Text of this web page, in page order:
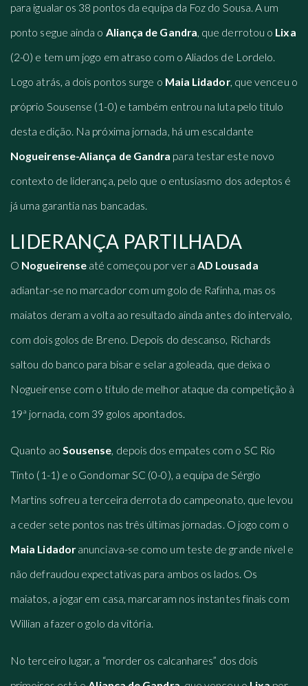
para igualar os 38 pontos da equipa da Foz do Sousa. A um
ponto segue ainda o Aliança de Gandra, que derrotou o Lixa
(2-0) e tem um jogo em atraso com o Aliados de Lordelo.
Logo atrás, a dois pontos surge o Maia Lidador, que venceu o
próprio Sousense (1-0) e também entrou na luta pelo título
desta edição. Na próxima jornada, há um escaldante
Nogueirense-Aliança de Gandra para testar este novo
contexto de liderança, pelo que o entusiasmo dos adeptos é
já uma garantia nas bancadas.
LIDERANÇA PARTILHADA
O Nogueirense até começou por ver a AD Lousada
adiantar-se no marcador com um golo de Rafinha, mas os
maiatos deram a volta ao resultado ainda antes do intervalo,
com dois golos de Breno. Depois do descanso, Richards
saltou do banco para bisar e selar a goleada, que deixa o
Nogueirense com o título de melhor ataque da competição à
19ª jornada, com 39 golos apontados.
Quanto ao Sousense, depois dos empates com o SC Rio
Tinto (1-1) e o Gondomar SC (0-0), a equipa de Sérgio
Martins sofreu a terceira derrota do campeonato, que levou
a ceder sete pontos nas três últimas jornadas. O jogo com o
Maia Lidadoranunciava-se como um teste de grande nível e
não defraudou expectativas para ambos os lados. Os
maiatos, a jogar em casa, marcaram nos instantes finais com
Willian a fazer o golo da vitória.
No terceiro lugar, a “morder os calcanhares” dos dois